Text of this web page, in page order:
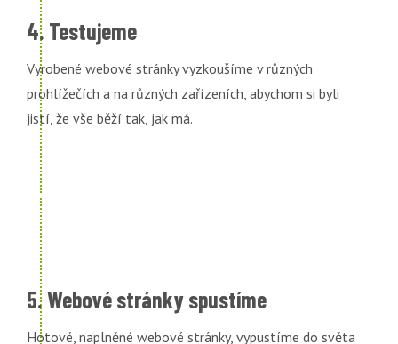
4. Testujeme
Vyrobené webové stránky vyzkoušíme v různých
prohlížečích a na různých zařízeních, abychom si byli
jistí, že vše běží tak, jak má.
5. Webové stránky spustíme
Hotové, naplněné webové stránky, vypustíme do světa